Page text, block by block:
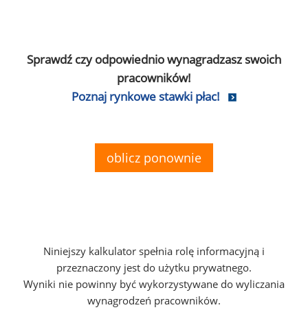
Sprawdź czy odpowiednio wynagradzasz swoich
pracowników!
Poznaj rynkowe stawki płac!
oblicz ponownie
Niniejszy kalkulator spełnia rolę informacyjną i
przeznaczony jest do użytku prywatnego.
Wyniki nie powinny być wykorzystywane do wyliczania
wynagrodzeń pracowników.